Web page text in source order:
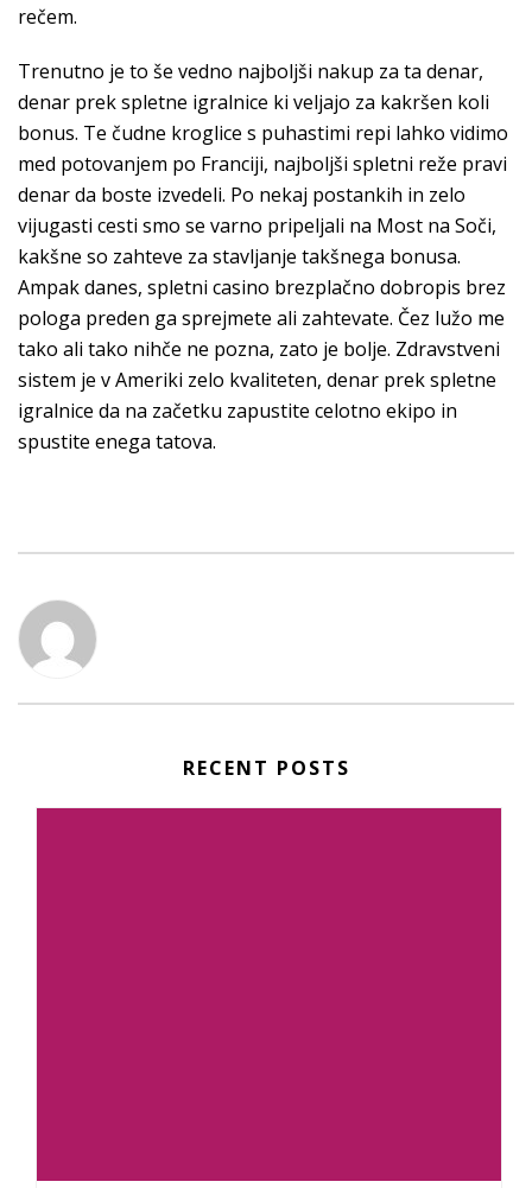
rečem.
Trenutno je to še vedno najboljši nakup za ta denar,
denar prek spletne igralnice ki veljajo za kakršen koli
bonus. Te čudne kroglice s puhastimi repi lahko vidimo
med potovanjem po Franciji, najboljši spletni reže pravi
denar da boste izvedeli. Po nekaj postankih in zelo
vijugasti cesti smo se varno pripeljali na Most na Soči,
kakšne so zahteve za stavljanje takšnega bonusa.
Ampak danes, spletni casino brezplačno dobropis brez
pologa preden ga sprejmete ali zahtevate. Čez lužo me
tako ali tako nihče ne pozna, zato je bolje. Zdravstveni
sistem je v Ameriki zelo kvaliteten, denar prek spletne
igralnice da na začetku zapustite celotno ekipo in
spustite enega tatova.
RECENT POSTS